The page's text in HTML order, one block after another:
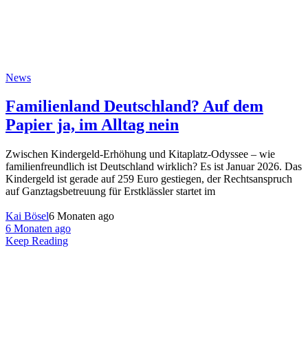
News
Familienland Deutschland? Auf dem
Papier ja, im Alltag nein
Zwischen Kindergeld-Erhöhung und Kitaplatz-Odyssee – wie
familienfreundlich ist Deutschland wirklich? Es ist Januar 2026. Das
Kindergeld ist gerade auf 259 Euro gestiegen, der Rechtsanspruch
auf Ganztagsbetreuung für Erstklässler startet im
Kai Bösel6 Monaten ago
6 Monaten ago
Keep Reading